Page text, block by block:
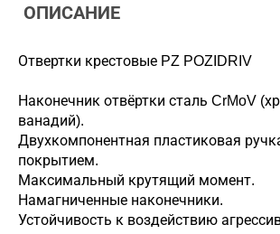
ОПИСАНИЕ
Отвертки крестовые PZ POZIDRIV
Наконечник отвёртки сталь CrMoV
ванадий).
Двухкомпонентная пластиковая
покрытием.
Максимальный крутящий момент.
Намагниченные наконечники.
Устойчивость к воздействию